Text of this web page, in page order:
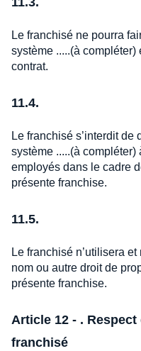
Le franchisé ne pourra
système .....(à
contrat.
11.4.
Le franchisé s’interdit de
système .....(à
employés dans le cadre
présente franchise.
11.5.
Le franchisé n’utilisera
nom ou autre droit de
présente franchise.
Article 12 - .
franchisé